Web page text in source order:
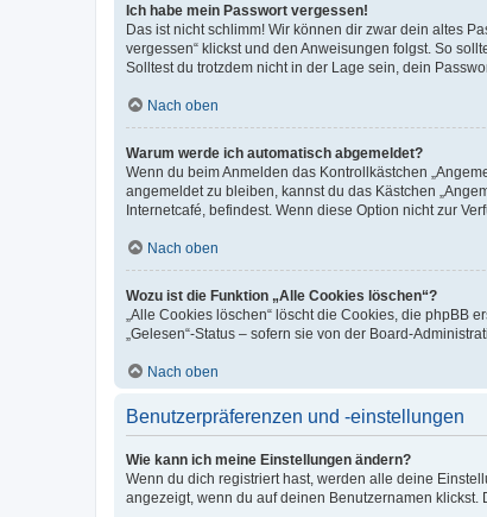
Ich habe mein Passwort vergessen!
Das ist nicht schlimm! Wir können dir zwar dein altes
vergessen“ klickst und den Anweisungen folgst. So
Solltest du trotzdem nicht in der Lage sein, dein
Nach oben
Warum werde ich automatisch abgemeldet?
Wenn du beim Anmelden das Kontrollkästchen
angemeldet zu bleiben, kannst du das Kästchen
Internetcafé, befindest. Wenn diese Option nicht zur
Nach oben
Wozu ist die Funktion „Alle Cookies löschen“?
„Alle Cookies löschen“ löscht die Cookies, die
„Gelesen“-Status – sofern sie von der Board-
Nach oben
Benutzerpräferenzen und -einstellungen
Wie kann ich meine Einstellungen ändern?
Wenn du dich registriert hast, werden alle deine
angezeigt, wenn du auf deinen Benutzernamen klickst.